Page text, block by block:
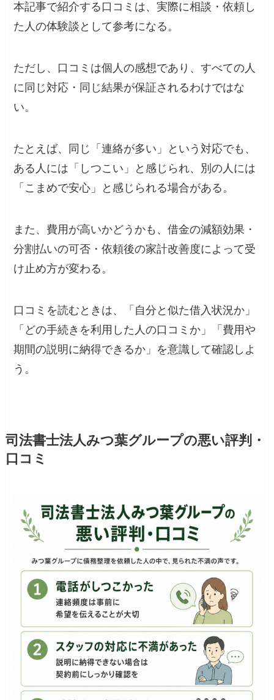
本記事で紹介する口コミは、実際に相談・依頼し
た人の体験談として参考になる。
ただし、口コミは個人の感想であり、すべての人
に同じ対応・同じ結果が保証されるわけではな
い。
たとえば、同じ「連絡が多い」という対応でも、
ある人には「しつこい」と感じられ、別の人には
「こまめで安心」と感じられる場合がある。
また、費用が高いかどうかも、借金の減額効果・
分割払いの可否・依頼後の家計改善度によって受
け止め方が変わる。
口コミを読むときは、「自分と似た借入状況か」
「どの手続きを利用した人の口コミか」「費用や
期間の説明に納得できるか」を意識して確認しよ
う。
司法書士法人みつ葉グループの悪い評判・
口コミ